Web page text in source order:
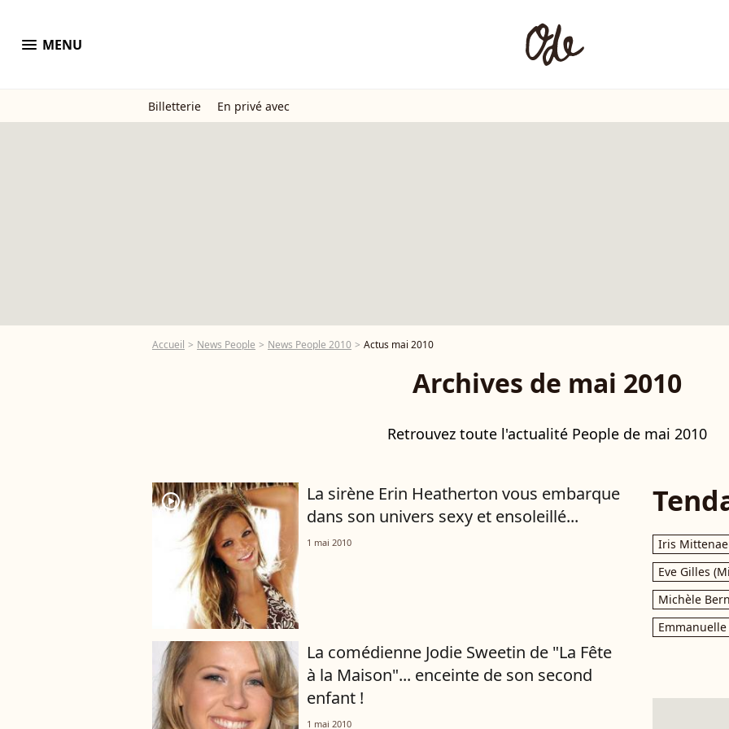
menu MENU
Billetterie En privé avec
Accueil News People News People 2010 Actus mai 2010
Archives de mai 2010
Retrouvez toute l'actualité People de mai 2010
player2
La sirène Erin Heatherton vous embarque
dans son univers sexy et ensoleillé...
1 mai 2010
La comédienne Jodie Sweetin de "La Fête
à la Maison"... enceinte de son second
enfant !
1 mai 2010
Iris
Eve Gilles
Michèle